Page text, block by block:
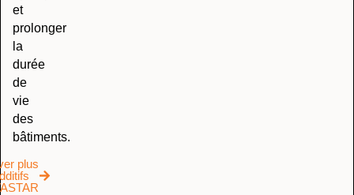
et
prolonger
la
durée
de
vie
des
bâtiments.
plus